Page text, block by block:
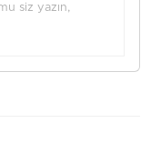
siz yazın,